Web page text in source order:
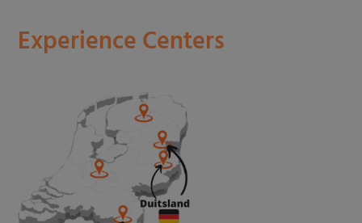
Experience Centers